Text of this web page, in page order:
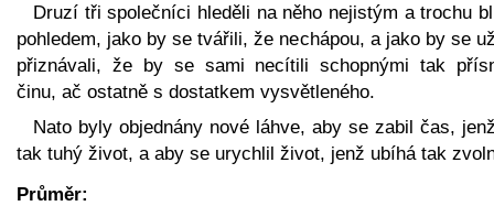
Druzí tři společníci hleděli na něho nejistým a trochu
pohledem, jako by se tvářili, že nechápou, a jako by se
přiznávali, že by se sami necítili schopnými tak
činu, ač ostatně s dostatkem vysvětleného.
Nato byly objednány nové láhve, aby se zabil čas,
tak tuhý život, a aby se urychlil život, jenž ubíhá tak
Průměr: